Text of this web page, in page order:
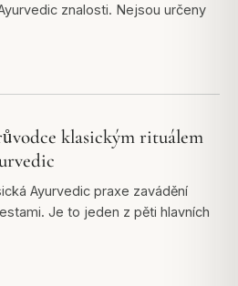
znalosti. Nejsou určeny
klasickým rituálem
Ayurvedic praxe zavádění
Je to jeden z pěti hlavních